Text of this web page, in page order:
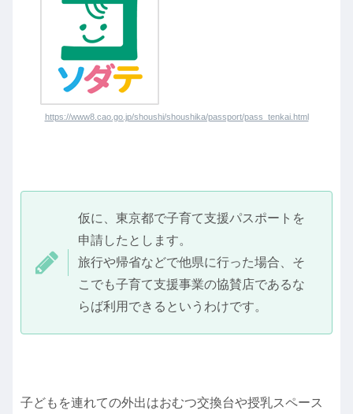
https://www8.cao.go.jp/shoushi/shoushika/passport/pass_tenkai.html
仮に、東京都で子育て支援パスポートを
申請したとします。
旅行や帰省などで他県に行った場合、そ
こでも子育て支援事業の協賛店であるな
らば利用できるというわけです。
子どもを連れての外出はおむつ交換台や授乳スペース